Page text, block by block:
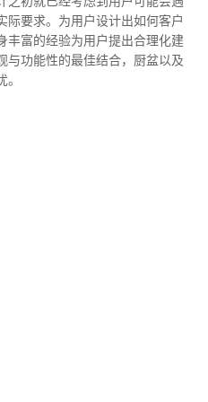
际要求。为用户设计出如何客户
丰富的经验为用户提出合理化建
与功能性的最佳结合，厨盆以及